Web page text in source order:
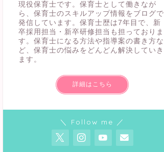
現役保育士です。保育士として働きなが
ら、保育士のスキルアップ情報をブログで
発信しています。保育士歴は7年目で、新
卒採用担当・新卒研修担当も担っておりま
す。保育士になる方法や指導案の書き方な
ど、保育士の悩みをどんどん解決していき
ます。
詳細はこちら
＼ Follow me ／